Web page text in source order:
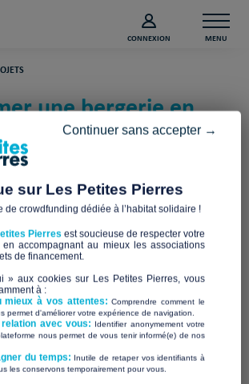
CONNEXION MENU
une bergerie en
(Seine-et-Marne)
Tom Pouce
sur Les Petites Pierres
de crowdfunding dédiée à l’habitat solidaire !
Pierres est soucieuse de respecter votre
accompagnant au mieux les associations
de financement.
» aux cookies sur Les Petites Pierres, vous
à :
mieux à vos attentes:Comprendre comment le
permet d'améliorer votre expérience de navigation.
avec vous: Identifier anonymement votre
nous permet de vous tenir informé(e) de nos
du temps: Inutile de retaper vos identifiants à
les conservons temporairement pour vous.
Continuer sans accepter →